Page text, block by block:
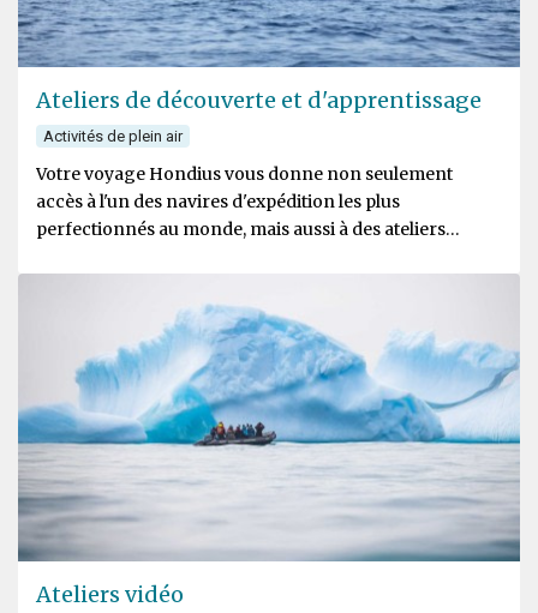
Ateliers de découverte et d'apprentissage
Activités de plein air
Votre voyage Hondius vous donne non seulement
accès à l'un des navires d'expédition les plus
perfectionnés au monde, mais aussi à des ateliers
Ateliers vidéo